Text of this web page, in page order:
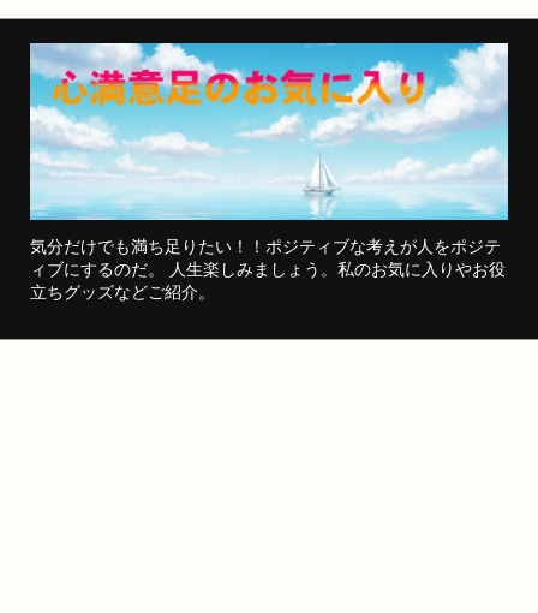
気分だけでも満ち足りたい！！ポジティブな考えが人をポジテ
ィブにするのだ。 人生楽しみましょう。私のお気に入りやお役
立ちグッズなどご紹介。